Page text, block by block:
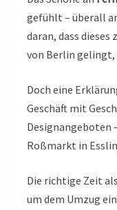
gefühlt – überall
daran, dass
von Berlin gelingt,
Doch eine
Geschäft mit
Designangeboten
Roßmarkt in
Die richtige Zeit
um dem Umzug